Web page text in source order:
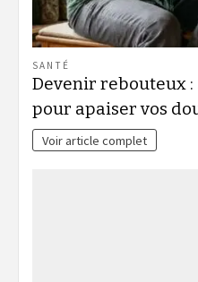
SANTÉ
Devenir rebouteux :
pour apaiser vos
Voir article complet